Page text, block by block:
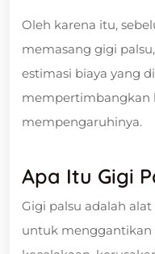
Oleh karena itu,
memasang gigi
estimasi biaya yang
mempertimbangkan
mempengaruhinya.
Apa Itu Gigi
Gigi palsu adalah
untuk menggantikan